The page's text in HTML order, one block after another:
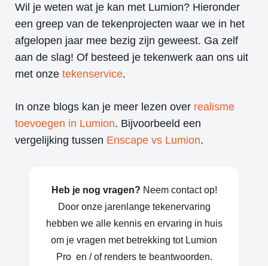
Wil je weten wat je kan met Lumion? Hieronder
een greep van de tekenprojecten waar we in het
afgelopen jaar mee bezig zijn geweest. Ga zelf
aan de slag! Of besteed je tekenwerk aan ons uit
met onze tekenservice.
In onze blogs kan je meer lezen over realisme
toevoegen in Lumion. Bijvoorbeeld een
vergelijking tussen Enscape vs Lumion.
Heb je nog vragen? Neem contact op!
Door onze jarenlange tekenervaring
hebben we alle kennis en ervaring in huis
om je vragen met betrekking tot Lumion
Pro en / of renders te beantwoorden.